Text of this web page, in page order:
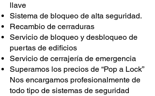
llave
Sistema de bloqueo de alta seguridad.
Recambio de cerraduras
Servicio de bloqueo y desbloqueo de
puertas de edificios
Servicio de cerrajería de emergencia
Superamos los precios de “Pop a Lock”
Nos encargamos profesionalmente de
todo tipo de sistemas de seguridad